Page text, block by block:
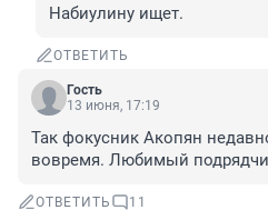
Набиулину ищет.
ОТВЕТИТЬ
Гость
13 июня, 17:19
Так фокусник Акопян
вовремя. Любимый
ОТВЕТИТЬ 11